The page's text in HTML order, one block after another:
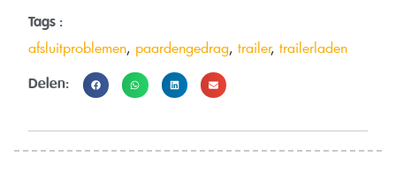
Tags :
afsluitproblemen, paardengedrag, trailer, trailerladen
Delen: